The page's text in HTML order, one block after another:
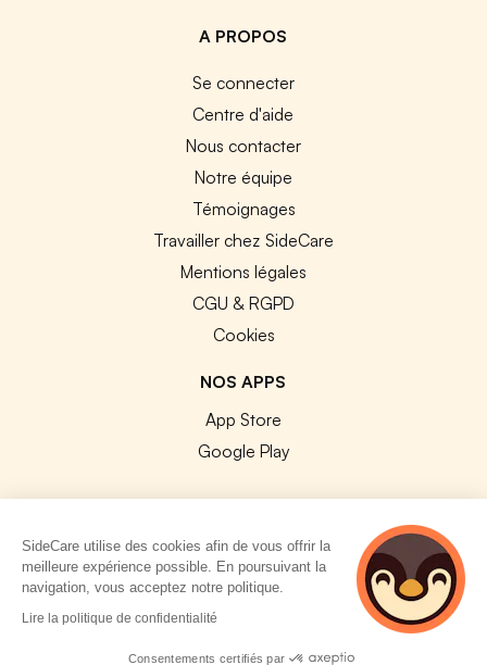
A PROPOS
Se connecter
Centre d'aide
Nous contacter
Notre équipe
Témoignages
Travailler chez SideCare
Mentions légales
CGU & RGPD
Cookies
NOS APPS
App Store
Google Play
© 2026 SideCare. Tous droits réservés.
SideCare utilise des cookies afin de vous offrir la
meilleure expérience possible. En poursuivant la
navigation, vous acceptez notre politique.
Lire la politique de confidentialité
Consentements certifiés par
3 personnes
consultent
actuellement cette